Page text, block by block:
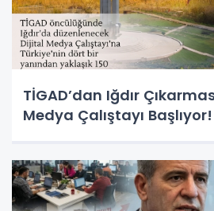
TİGAD’dan Iğdır
Medya Çalıştayı Başlıyor!